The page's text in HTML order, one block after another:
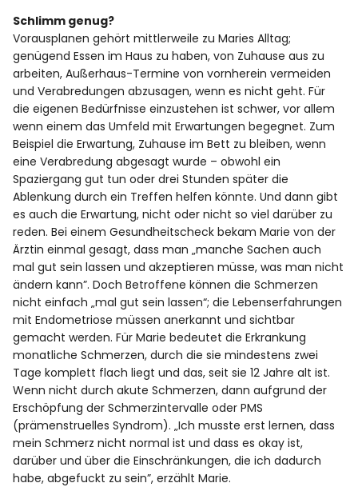
Schlimm genug?
Vorausplanen gehört mittlerweile zu Maries Alltag;
genügend Essen im Haus zu haben, von Zuhause aus zu
arbeiten, Außerhaus-Termine von vornherein vermeiden
und Verabredungen abzusagen, wenn es nicht geht. Für
die eigenen Bedürfnisse einzustehen ist schwer, vor allem
wenn einem das Umfeld mit Erwartungen begegnet. Zum
Beispiel die Erwartung, Zuhause im Bett zu bleiben, wenn
eine Verabredung abgesagt wurde – obwohl ein
Spaziergang gut tun oder drei Stunden später die
Ablenkung durch ein Treffen helfen könnte. Und dann gibt
es auch die Erwartung, nicht oder nicht so viel darüber zu
reden. Bei einem Gesundheitscheck bekam Marie von der
Ärztin einmal gesagt, dass man „manche Sachen auch
mal gut sein lassen und akzeptieren müsse, was man nicht
ändern kann”. Doch Betroffene können die Schmerzen
nicht einfach „mal gut sein lassen“; die Lebenserfahrungen
mit Endometriose müssen anerkannt und sichtbar
gemacht werden. Für Marie bedeutet die Erkrankung
monatliche Schmerzen, durch die sie mindestens zwei
Tage komplett flach liegt und das, seit sie 12 Jahre alt ist.
Wenn nicht durch akute Schmerzen, dann aufgrund der
Erschöpfung der Schmerzintervalle oder PMS
(prämenstruelles Syndrom). „Ich musste erst lernen, dass
mein Schmerz nicht normal ist und dass es okay ist,
darüber und über die Einschränkungen, die ich dadurch
habe, abgefuckt zu sein”, erzählt Marie.